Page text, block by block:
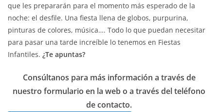
que les prepararán para el momento más esperado de la
noche: el desfile. Una fiesta llena de globos, purpurina,
pinturas de colores, música…. Todo lo que puedan necesitar
para pasar una tarde increíble lo tenemos en Fiestas
Infantiles. ¿Te apuntas?
Consúltanos para más información a través de
nuestro formulario en la web o a través del teléfono
de contacto.